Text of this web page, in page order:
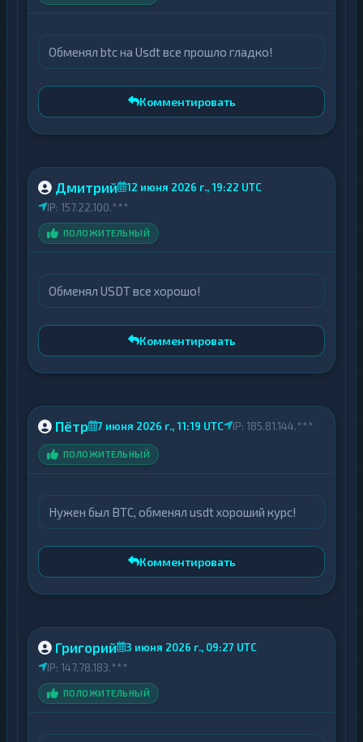
Обменял btc на Usdt все прошло гладко!
Комментировать
Дмитрий
12 июня 2026 г., 19:22 UTC
IP: 157.22.100.***
ПОЛОЖИТЕЛЬНЫЙ
Обменял USDT все хорошо!
Комментировать
Пётр 7 июня 2026 г., 11:19 UTC IP: 185.81.144.***
ПОЛОЖИТЕЛЬНЫЙ
Нужен был BTC, обменял usdt хороший курс!
Комментировать
Григорий
3 июня 2026 г., 09:27 UTC
IP: 147.78.183.***
ПОЛОЖИТЕЛЬНЫЙ